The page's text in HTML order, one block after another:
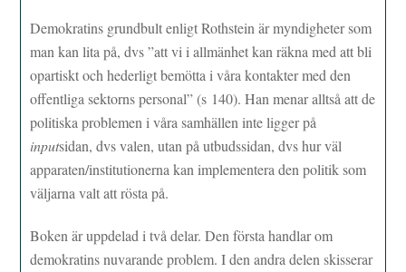
Demokratins grundbult enligt Rothstein är myndigheter som
man kan lita på, dvs ”att vi i allmänhet kan räkna med att bli
opartiskt och hederligt bemötta i våra kontakter med den
offentliga sektorns personal” (s 140). Han menar alltså att de
politiska problemen i våra samhällen inte ligger på
inputsidan, dvs valen, utan på utbudssidan, dvs hur väl
apparaten/institutionerna kan implementera den politik som
väljarna valt att rösta på.
Boken är uppdelad i två delar. Den första handlar om
demokratins nuvarande problem. I den andra delen skisserar